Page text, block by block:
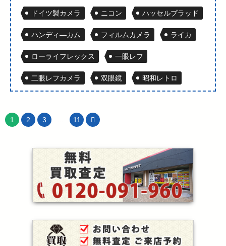
ドイツ製カメラ ニコン ハッセルブラッド
ハンディ―カム フィルムカメラ ライカ
ローライフレックス 一眼レフ
二眼レフカメラ 双眼鏡 昭和レトロ
1 2 3 11